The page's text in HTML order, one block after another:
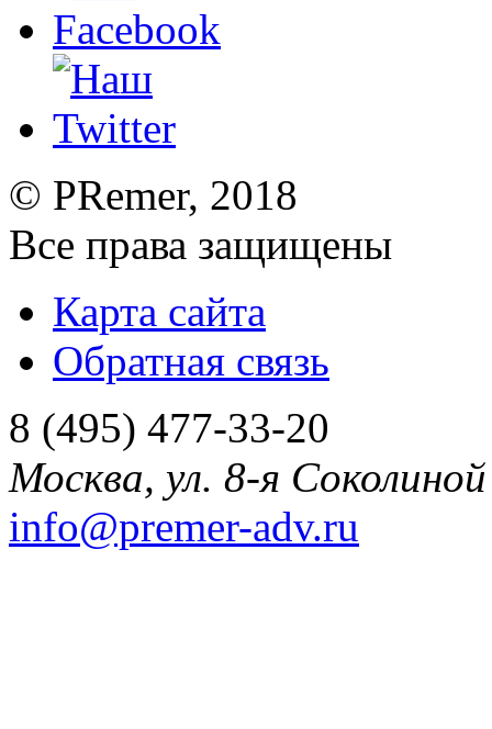
© PRemer, 2018
Все права защищены
Карта сайта
Обратная связь
8 (495) 477-33-20
Москва, ул. 8-я
info@premer-adv.ru